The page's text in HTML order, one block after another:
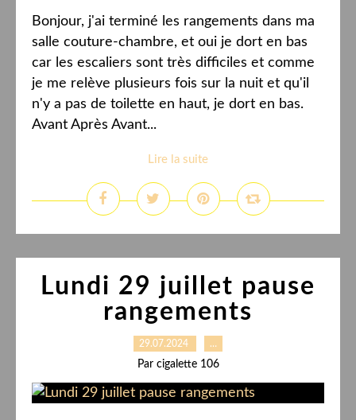
Bonjour, j'ai terminé les rangements dans ma
salle couture-chambre, et oui je dort en bas
car les escaliers sont très difficiles et comme
je me relève plusieurs fois sur la nuit et qu'il
n'y a pas de toilette en haut, je dort en bas.
Avant Après Avant...
Lire la suite
Lundi 29 juillet pause
rangements
29.07.2024 …
Par cigalette 106